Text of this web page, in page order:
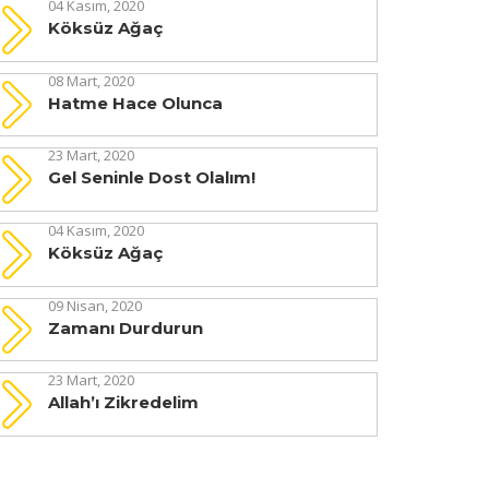
04 Kasım, 2020
Köksüz Ağaç
08 Mart, 2020
Hatme Hace Olunca
23 Mart, 2020
Gel Seninle Dost Olalım!
04 Kasım, 2020
Köksüz Ağaç
09 Nisan, 2020
Zamanı Durdurun
23 Mart, 2020
Allah’ı Zikredelim